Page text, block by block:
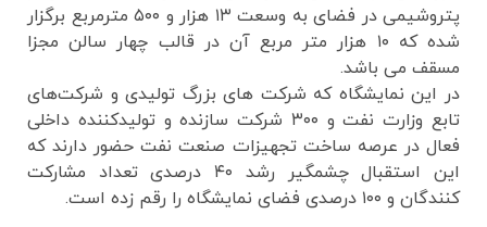
پتروشیمی در فضای به وسعت ۱۳ هزار و ۵۰۰ مترمربع برگزار
شده که ۱۰ هزار متر مربع آن در قالب چهار سالن مجزا
مسقف می باشد.
در این نمایشگاه که شرکت‌ های بزرگ تولیدی و شرکت‌های
تابع وزارت نفت و ۳۰۰ شرکت سازنده و تولیدکننده داخلی
فعال در عرصه ساخت تجهیزات صنعت نفت حضور دارند که
این استقبال چشمگیر رشد ۴۰ درصدی تعداد مشارکت
کنندگان و ۱۰۰ درصدی فضای نمایشگاه را رقم زده است.